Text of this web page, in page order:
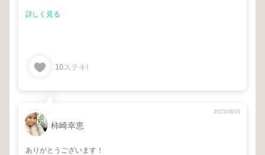
詳しく見る
10ステキ!
柿崎幸恵
2023/08/01
ありがとうございます！